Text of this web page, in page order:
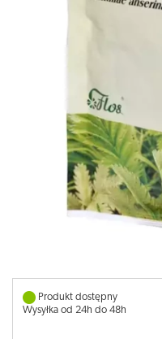
Produkt dostępny
Wysyłka od 24h do 48h